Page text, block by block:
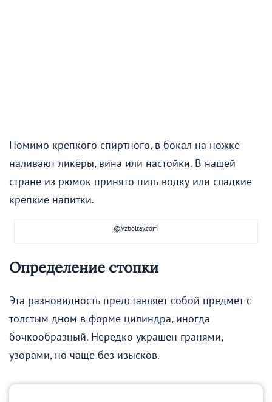
Помимо крепкого спиртного, в бокал на ножке
наливают ликёры, вина или настойки. В нашей
стране из рюмок принято пить водку или сладкие
крепкие напитки.
@Vzboltay.com
Определение стопки
Эта разновидность представляет собой предмет с
толстым дном в форме цилиндра, иногда
бочкообразный. Нередко украшен гранями,
узорами, но чаще без изысков.